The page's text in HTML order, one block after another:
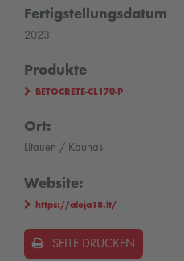
Fertigstellungsdatum
2023
Produkte
BETOCRETE-CL170-P
Ort:
Litauen / Kaunas
Website:
https://aleja18.lt/
SEITE DRUCKEN